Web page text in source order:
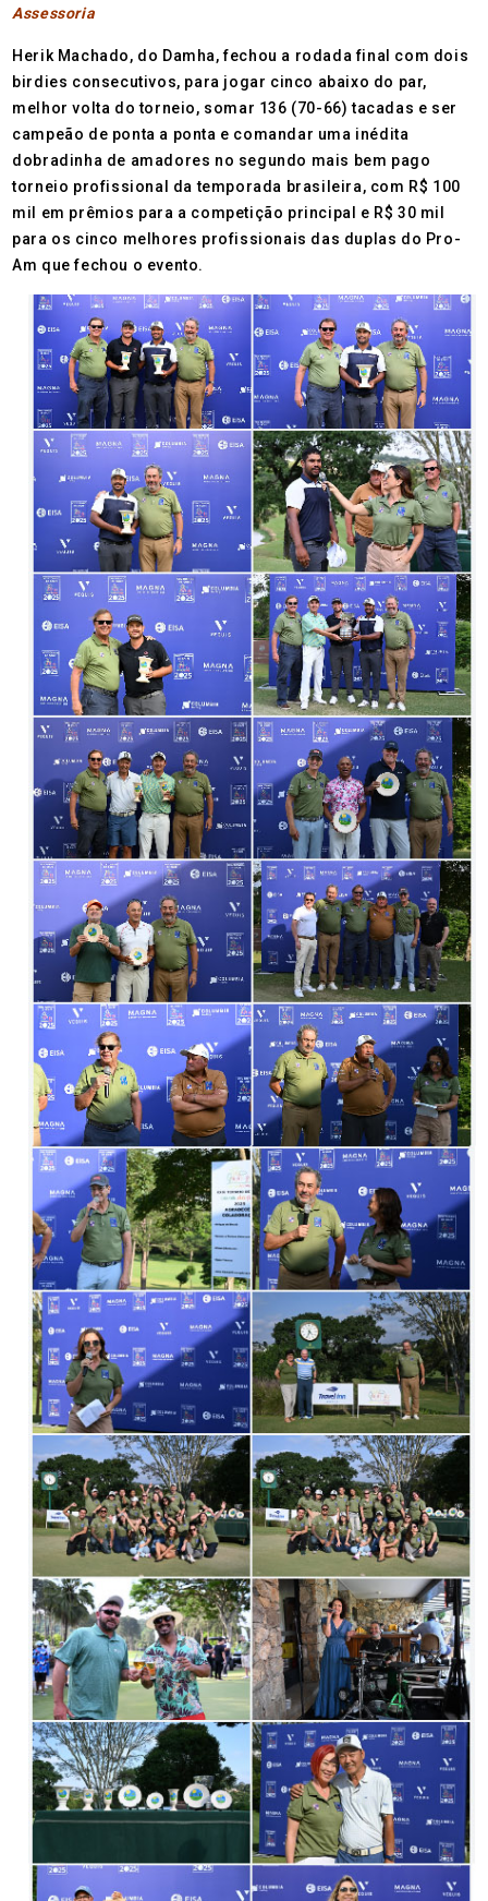
Assessoria
Herik Machado, do Damha, fechou a rodada final com dois
birdies consecutivos, para jogar cinco abaixo do par,
melhor volta do torneio, somar 136 (70-66) tacadas e ser
campeão de ponta a ponta e comandar uma inédita
dobradinha de amadores no segundo mais bem pago
torneio profissional da temporada brasileira, com R$ 100
mil em prêmios para a competição principal e R$ 30 mil
para os cinco melhores profissionais das duplas do Pro-
Am que fechou o evento.